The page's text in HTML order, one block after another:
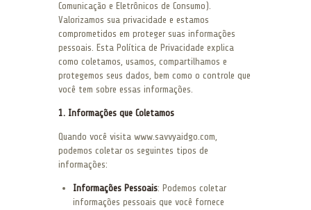
Comunicação e Eletrônicos de Consumo).
Valorizamos sua privacidade e estamos
comprometidos em proteger suas informações
pessoais. Esta Política de Privacidade explica
como coletamos, usamos, compartilhamos e
protegemos seus dados, bem como o controle que
você tem sobre essas informações.
1. Informações que Coletamos
Quando você visita www.savvyaidgo.com,
podemos coletar os seguintes tipos de
informações:
Informações Pessoais: Podemos coletar
informações pessoais que você fornece